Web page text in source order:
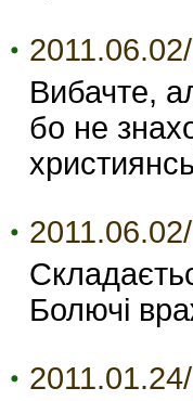
2011.06.02/
Вибачте,
бо не
2011.06.02/
Болючі
2011.01.24/